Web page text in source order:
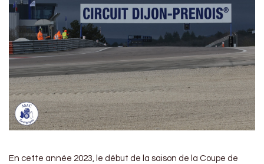
En cette année 2023, le début de la saison de la Coupe de